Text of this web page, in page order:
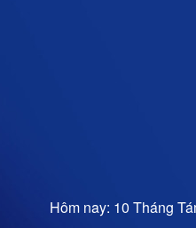
Hôm nay: 10 Tháng